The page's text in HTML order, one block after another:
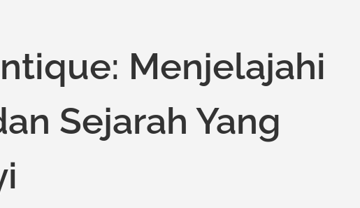
Menjelajahi
Sejarah Yang